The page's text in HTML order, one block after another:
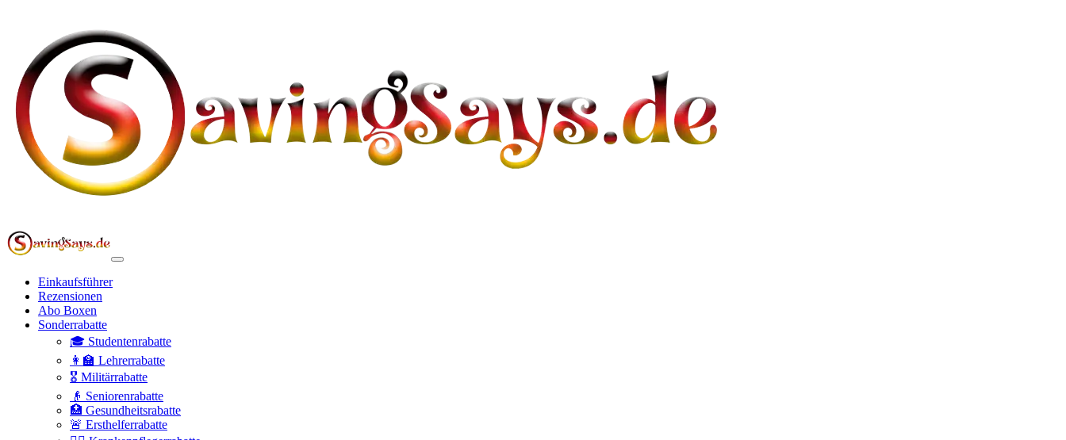
Einkaufsführer
Rezensionen
Abo Boxen
Sonderrabatte
🎓 Studentenrabatte
👩‍🏫 Lehrerrabatte
🎖️ Militärrabatte
👴 Seniorenrabatte
🏥 Gesundheitsrabatte
🚨 Ersthelferrabatte